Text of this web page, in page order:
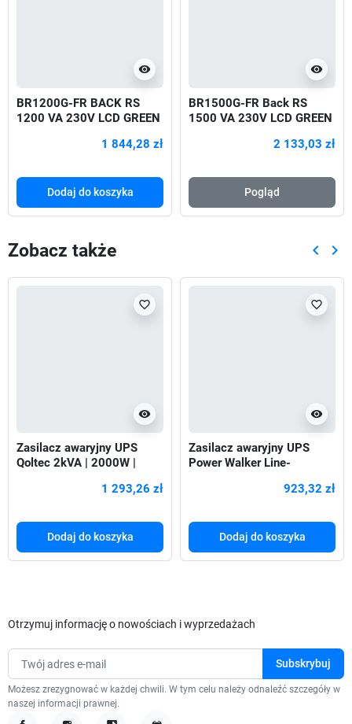
visibility
BR1200G-FR BACK RS
1200 VA 230V LCD GREEN
1 844,28 zł
Dodaj do koszyka
visibility
BR1500G-FR Back RS
1500 VA 230V LCD GREEN
2 133,03 zł
Pogląd
Zobacz także keyboard_arrow_left keyboard_arrow_right
visibility
favorite_border
Zasilacz awaryjny UPS
Qoltec 2kVA | 2000W |
1 293,26 zł
Dodaj do koszyka
visibility
favorite_border
Zasilacz awaryjny UPS
Power Walker Line-
923,32 zł
Dodaj do koszyka
Otrzymuj informację o nowościach i wyprzedażach
Możesz zrezygnować w każdej chwili. W tym celu należy odnaleźć szczegóły w
naszej informacji prawnej.